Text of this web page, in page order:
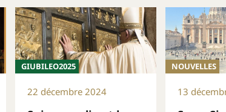
GIUBILEO2025
22 décembre 2024
NOUVELLES
13